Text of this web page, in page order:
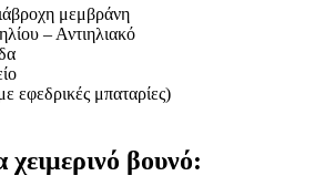
μεμβράνη
– Αντιηλιακό
εφεδρικές μπαταρίες)
βουνό: